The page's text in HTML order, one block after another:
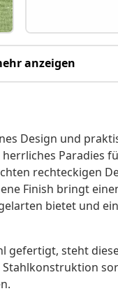
anzeigen
Design und
Paradies
rechteckigen
Finish bringt
bietet und
gefertigt, steht